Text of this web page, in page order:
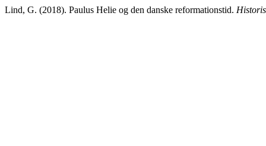
Lind, G. (2018). Paulus Helie og den danske reformationstid.